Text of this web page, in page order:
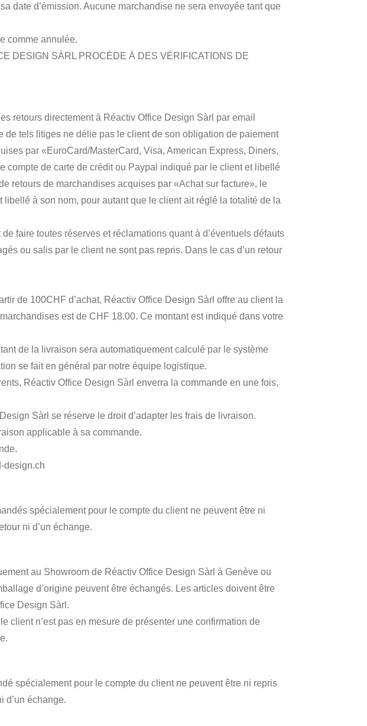
date d’émission. Aucune marchandise ne sera envoyée tant que
comme annulée.
DESIGN SÀRL PROCÈDE À DES VÉRIFICATIONS DE
retours directement à Réactiv Office Design Sàrl par email
de tels litiges ne délie pas le client de son obligation de paiement
par «EuroCard/MasterCard, Visa, American Express, Diners,
compte de carte de crédit ou Paypal indiqué par le client et libellé
retours de marchandises acquises par «Achat sur facture», le
à son nom, pour autant que le client ait réglé la totalité de la
faire toutes réserves et réclamations quant à d’éventuels défauts
ou salis par le client ne sont pas repris. Dans le cas d’un retour
de 100CHF d’achat, Réactiv Office Design Sàrl offre au client la
est de CHF 18.00. Ce montant est indiqué dans votre
de la livraison sera automatiquement calculé par le système
se fait en général par notre équipe logistique.
Réactiv Office Design Sàrl enverra la commande en une fois,
Sàrl se réserve le droit d’adapter les frais de livraison.
applicable à sa commande.
design.ch
spécialement pour le compte du client ne peuvent être ni
ni d’un échange.
au Showroom de Réactiv Office Design Sàrl à Genève ou
d’origine peuvent être échangés. Les articles doivent être
Design Sàrl.
client n’est pas en mesure de présenter une confirmation de
spécialement pour le compte du client ne peuvent être ni repris
d’un échange.